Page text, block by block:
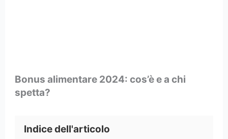
Bonus alimentare 2024: cos’è e a chi
spetta?
Indice dell'articolo